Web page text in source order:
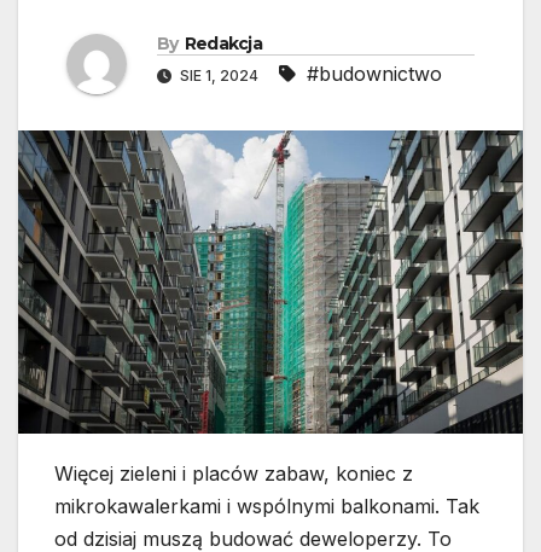
By Redakcja
SIE 1, 2024 #budownictwo
Więcej zieleni i placów zabaw, koniec z
mikrokawalerkami i wspólnymi balkonami. Tak
od dzisiaj muszą budować deweloperzy. To